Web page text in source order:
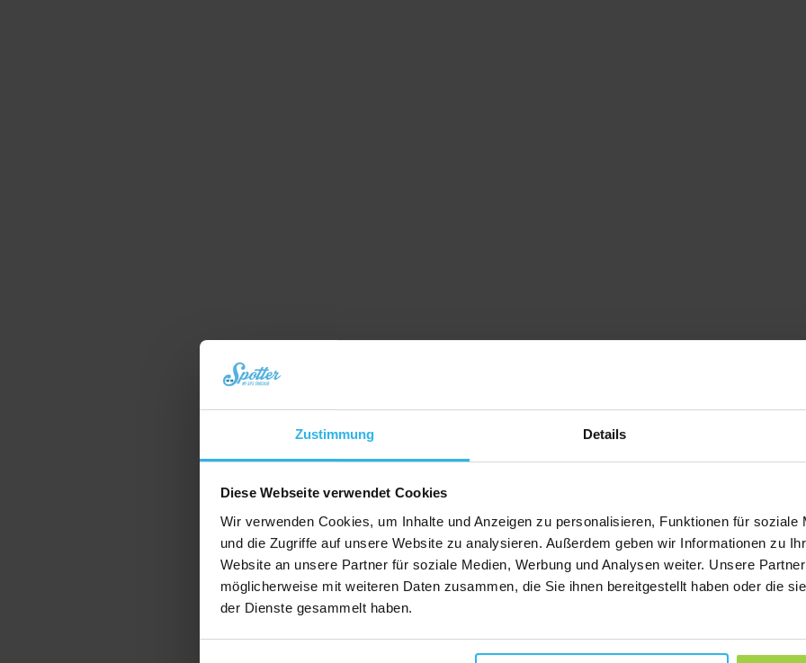
Zustimmung Details
Diese Webseite verwendet Cookies
Wir verwenden Cookies, um Inhalte und Anzeigen zu personalisieren, Funktionen für soziale
und die Zugriffe auf unsere Website zu analysieren. Außerdem geben wir Informationen zu
Website an unsere Partner für soziale Medien, Werbung und Analysen weiter. Unsere
möglicherweise mit weiteren Daten zusammen, die Sie ihnen bereitgestellt haben oder die
der Dienste gesammelt haben.